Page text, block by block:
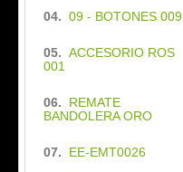
04. 09 - BOTONES 009
05. ACCESORIO ROS
001
06. REMATE
BANDOLERA ORO
07. EE-EMT0026